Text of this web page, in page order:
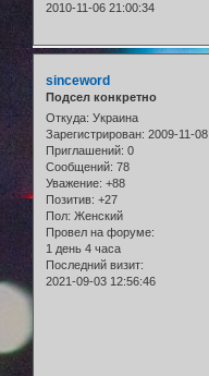
2010-11-06 21:00:34
sinceword
Подсел конкретно
Откуда: Украина
Зарегистрирован: 2009-11-08
Приглашений: 0
Сообщений: 78
Уважение: +88
Позитив: +27
Пол: Женский
Провел на форуме:
1 день 4 часа
Последний визит:
2021-09-03 12:56:46